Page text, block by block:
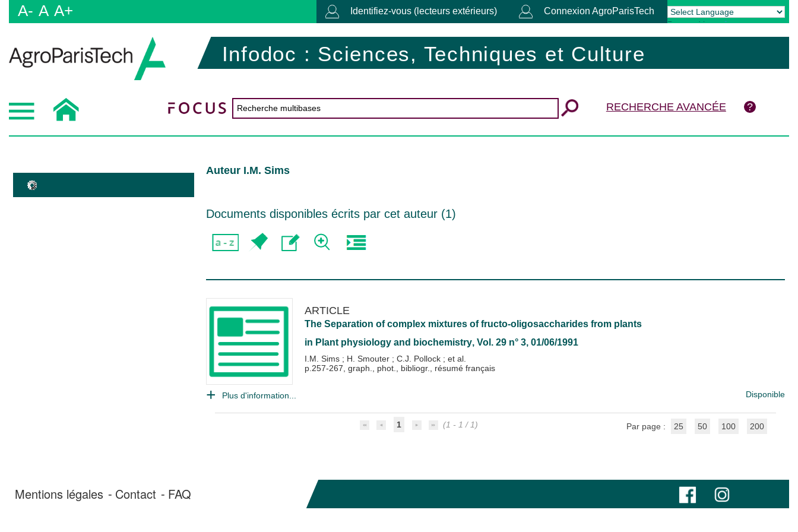
A- A A+ Identifiez-vous (lecteurs extérieurs) Connexion AgroParisTech
Powered by Translate
Infodoc : Sciences, Techniques et Culture
RECHERCHE AVANCÉE
Auteur I.M. Sims
Documents disponibles écrits par cet auteur (1)
ARTICLE
The Separation of complex mixtures of fructo-oligosaccharides from plants
in Plant physiology and biochemistry, Vol. 29 n° 3, 01/06/1991
I.M. Sims ; H. Smouter ; C.J. Pollock ; et al.
p.257-267, graph., phot., bibliogr., résumé français
Plus d'information... Disponible
1 (1 - 1 / 1) Par page : 25 50 100 200
Mentions légales Contact FAQ